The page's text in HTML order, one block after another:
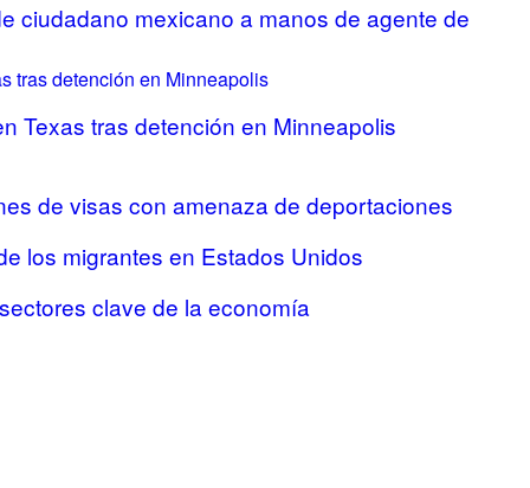
ciudadano mexicano a manos de agente de
Texas tras detención en Minneapolis
de visas con amenaza de deportaciones
los migrantes en Estados Unidos
clave de la economía